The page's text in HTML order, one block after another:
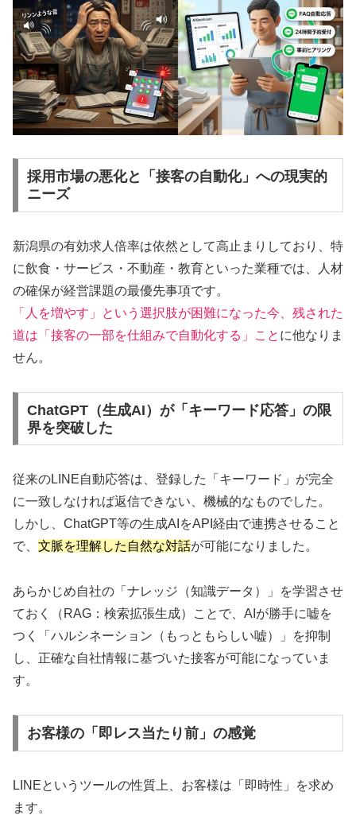
採用市場の悪化と「接客の自動化」への現実的
ニーズ
新潟県の有効求人倍率は依然として高止まりしており、特
に飲食・サービス・不動産・教育といった業種では、人材
の確保が経営課題の最優先事項です。
「人を増やす」という選択肢が困難になった今、残された
道は「接客の一部を仕組みで自動化する」こと に他なりま
せん。
ChatGPT（生成AI）が「キーワード応答」の限
界を突破した
従来のLINE自動応答は、登録した「キーワード」が完全
に一致しなければ返信できない、機械的なものでした。
しかし、ChatGPT等の生成AIをAPI経由で連携させること
で、 文脈を理解した自然な対話が可能になりました。
あらかじめ自社の「ナレッジ（知識データ）」を学習させ
ておく（RAG：検索拡張生成）ことで、AIが勝手に嘘を
つく「ハルシネーション（もっともらしい嘘）」を抑制
し、正確な自社情報に基づいた接客が可能になっていま
す。
お客様の「即レス当たり前」の感覚
LINEというツールの性質上、お客様は「即時性」を求め
ます。